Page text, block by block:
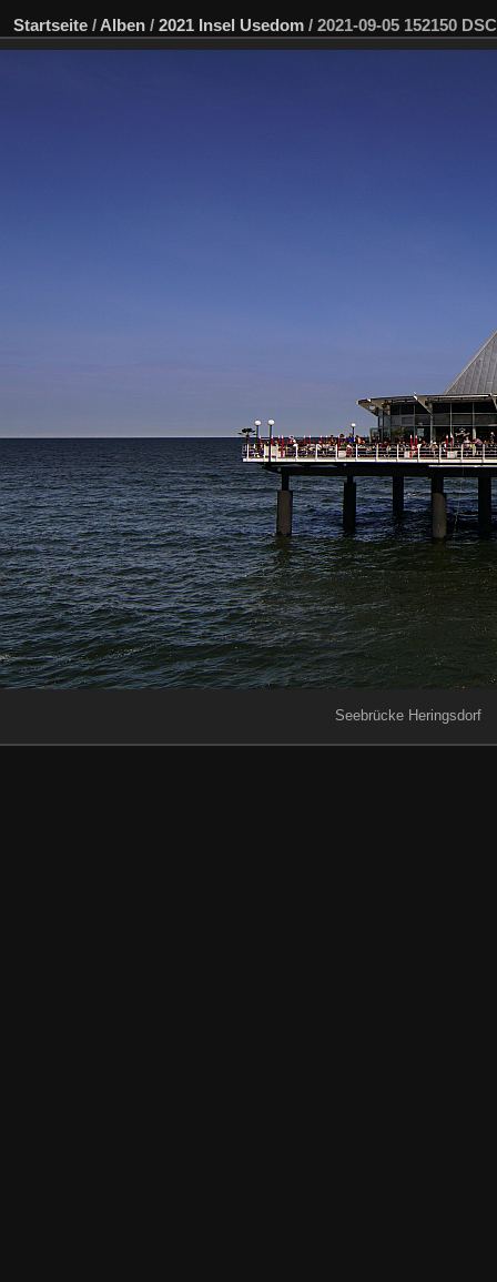
Startseite / Alben / 2021 Insel Usedom / 2021-09-05 152150
Seebrücke Heringsdorf